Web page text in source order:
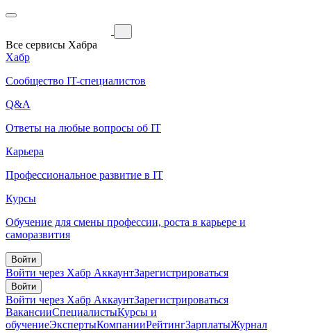
Все сервисы Хабра
Хабр
Сообщество IT-специалистов
Q&A
Ответы на любые вопросы об IT
Карьера
Профессиональное развитие в IT
Курсы
Обучение для смены профессии, роста в карьере и
саморазвития
Войти
Войти через Хабр АккаунтЗарегистрироваться
Войти
Войти через Хабр АккаунтЗарегистрироваться
ВакансииСпециалистыКурсы и
обучениеЭкспертыКомпанииРейтингЗарплатыЖурнал